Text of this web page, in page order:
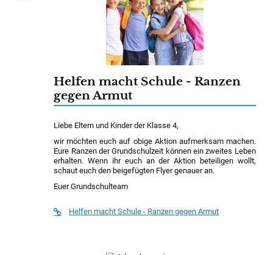
Helfen macht Schule - Ranzen
gegen Armut
Liebe Eltern und Kinder der Klasse 4,
wir möchten euch auf obige Aktion aufmerksam machen.
Eure Ranzen der Grundschulzeit können ein zweites Leben
erhalten. Wenn ihr euch an der Aktion beteiligen wollt,
schaut euch den beigefügten Flyer genauer an.
Euer Grundschulteam
Helfen macht Schule - Ranzen gegen Armut